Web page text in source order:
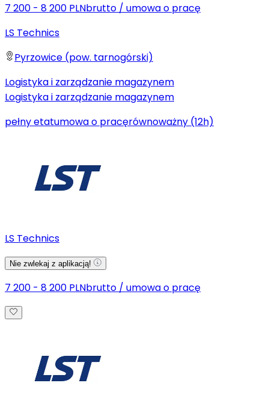
7 200 - 8 200 PLNbrutto / umowa o pracę
LS Technics
Pyrzowice (pow. tarnogórski)
Logistyka i zarządzanie magazynem
Logistyka i zarządzanie magazynem
pełny etatumowa o pracęrównoważny (12h)
LS Technics
Nie zwlekaj z aplikacją!
7 200 - 8 200 PLNbrutto / umowa o pracę